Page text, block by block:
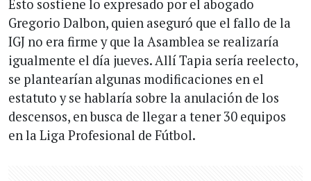
Esto sostiene lo expresado por el abogado
Gregorio Dalbon, quien aseguró que el fallo de la
IGJ no era firme y que la Asamblea se realizaría
igualmente el día jueves. Allí Tapia sería reelecto,
se plantearían algunas modificaciones en el
estatuto y se hablaría sobre la anulación de los
descensos, en busca de llegar a tener 30 equipos
en la Liga Profesional de Fútbol.